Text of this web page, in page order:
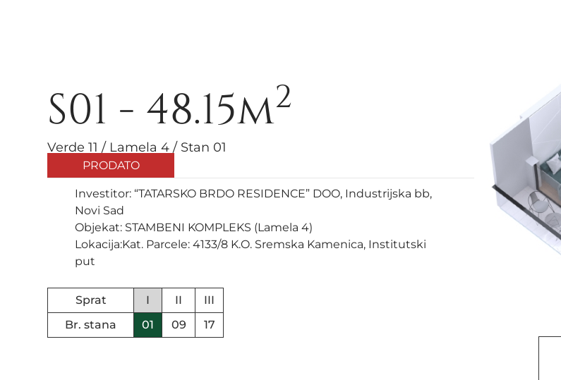
S01 - 48.15m2
Verde 11 / Lamela 4 / Stan 01
PRODATO
Investitor: “TATARSKO BRDO RESIDENCE” DOO, Industrijska bb,
Novi Sad
Objekat: STAMBENI KOMPLEKS (Lamela 4)
Lokacija:Kat. Parcele: 4133/8 K.O. Sremska Kamenica, Institutski
put
Sprat I II
III
Br. stana
01 09 17